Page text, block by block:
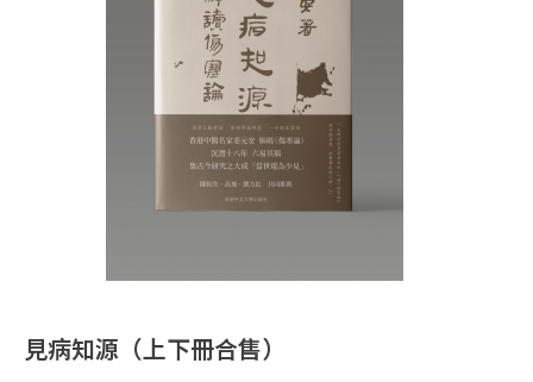
見病知源（上下冊合售）